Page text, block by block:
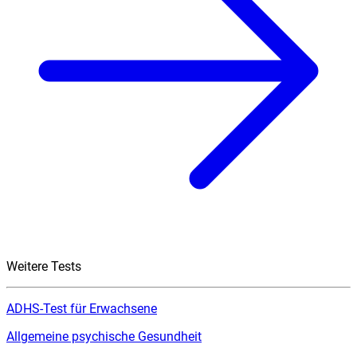
Weitere Tests
ADHS-Test für Erwachsene
Allgemeine psychische Gesundheit